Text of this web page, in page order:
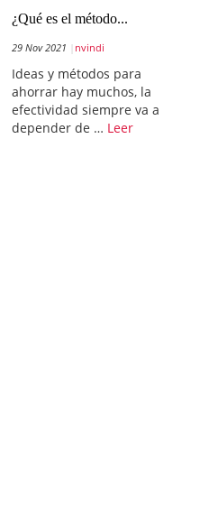
¿Qué es el método...
29 Nov 2021 nvindi
Ideas y métodos para
ahorrar hay muchos, la
efectividad siempre va a
depender de … Leer